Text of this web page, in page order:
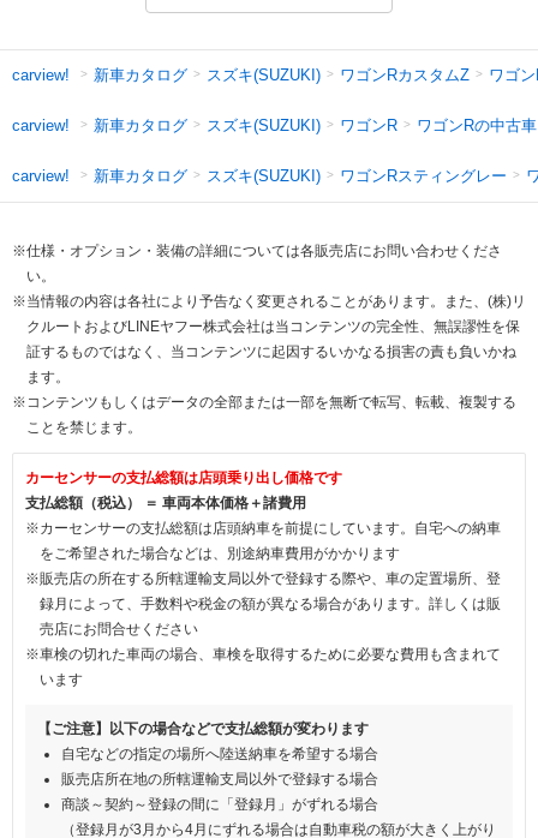
carview! 新車カタログ スズキ(SUZUKI) ワゴンRカスタムZ ワゴ
carview! 新車カタログ スズキ(SUZUKI) ワゴンR ワゴンRの中古車
carview! 新車カタログ スズキ(SUZUKI) ワゴンRスティングレー
※仕様・オプション・装備の詳細については各販売店にお問い合わせくださ
い。
※当情報の内容は各社により予告なく変更されることがあります。また、(株)リ
クルートおよびLINEヤフー株式会社は当コンテンツの完全性、無誤謬性を保
証するものではなく、当コンテンツに起因するいかなる損害の責も負いかね
ます。
※コンテンツもしくはデータの全部または一部を無断で転写、転載、複製する
ことを禁じます。
カーセンサーの支払総額は店頭乗り出し価格です
支払総額（税込） ＝ 車両本体価格＋諸費用
※カーセンサーの支払総額は店頭納車を前提にしています。自宅への納車
をご希望された場合などは、別途納車費用がかかります
※販売店の所在する所轄運輸支局以外で登録する際や、車の定置場所、登
録月によって、手数料や税金の額が異なる場合があります。詳しくは販
売店にお問合せください
※車検の切れた車両の場合、車検を取得するために必要な費用も含まれて
います
【ご注意】以下の場合などで支払総額が変わります
自宅などの指定の場所へ陸送納車を希望する場合
販売店所在地の所轄運輸支局以外で登録する場合
商談～契約～登録の間に「登録月」がずれる場合
（登録月が3月から4月にずれる場合は自動車税の額が大きく上がり